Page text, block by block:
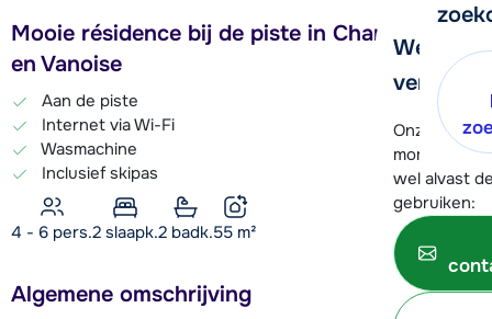
We
verder!
Onze
moment
wel alvast
gebruiken:
Mooie résidence bij de piste in Champagny
en Vanoise
Aan de piste
Internet via Wi-Fi
Wasmachine
Inclusief skipas
4 - 6 pers.2 slaapk.2 badk.55 m²
Algemene omschrijving